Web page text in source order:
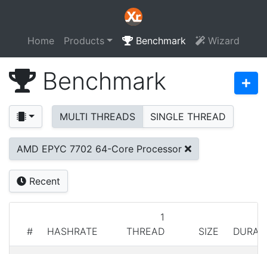
Home Products Benchmark Wizard
Benchmark
MULTI THREADS SINGLE THREAD
AMD EPYC 7702 64-Core Processor
Recent
# HASHRATE
1
THREAD
SIZE